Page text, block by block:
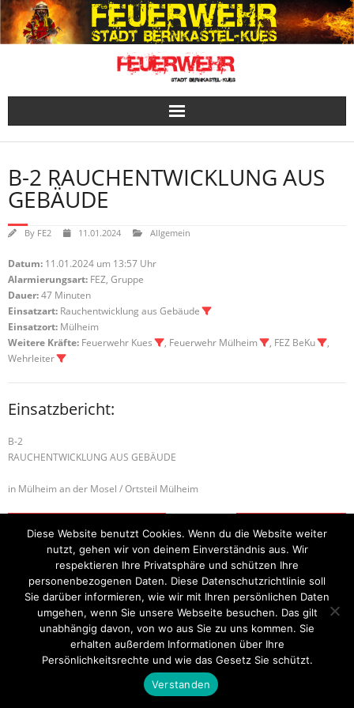
Skip
to
content
B-2 RAUCHENTWICKLUNG AUS
GEBÄUDE
By FE2 11.01.2024 Allgemein
Datum: 11.01.2024 um 13:57 Uhr
Alarmierungsart: FEZ, Gruppe
Dauer:47 Minuten
Einsatzart: Rauchentwicklung aus Gebäude
Einsatzort: Mülheim
Weitere Kräfte: Feuerwehr Kues , Feuerwehr Mülheim , FEZ BeKu
,
Wehrleiter
Einsatzbericht:
B-2
RAUCHENTWICKLUNG AUS GEBÄUDE
in Mülheim an der Mosel / Ortsteil Mülheim
Startseite Einsätze Mitglied werden Über uns
Bilder
Kontakt
Theme byThink Up Themes Ltd. Powered by WordPress.
Diese Website benutzt Cookies. Wenn du die Website weiter
nutzt, gehen wir von deinem Einverständnis aus. Wir
respektieren Ihre Privatsphäre und schützen Ihre
personenbezogenen Daten. Diese Datenschutzrichtlinie soll
Sie darüber informieren, wie wir mit Ihren persönlichen Daten
umgehen, wenn Sie unsere Webseite besuchen. Das gilt
unabhängig davon, von wo aus Sie zu uns kommen. Sie
erhalten außerdem Informationen über Ihre
Persönlichkeitsrechte und wie das Gesetz Sie schützt.
Verstanden